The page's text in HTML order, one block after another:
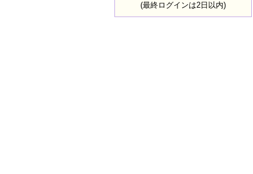
(最終ログインは2日以内)